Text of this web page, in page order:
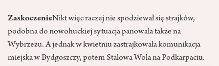
ZaskoczenieNikt więc raczej nie spodziewał się strajków,
podobna do nowohuckiej sytuacja panowała także na
Wybrzeżu. A jednak w kwietniu zastrajkowała komunikacja
miejska w Bydgoszczy, potem Stalowa Wola na Podkarpaciu.